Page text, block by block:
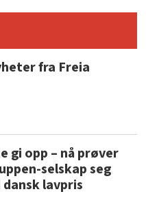
fra Freia
gi opp – nå prøver
selskap seg
lavpris